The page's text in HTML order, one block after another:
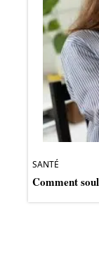
SANTÉ
Comment